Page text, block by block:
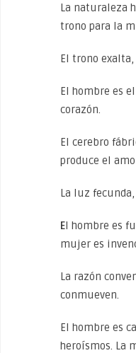
La naturaleza
trono para la
El trono
El hombre es
corazón.
El cerebro
produce el
La luz
El hombre es
mujer es
La razón
conmueven.
El hombre es
heroísmos. La